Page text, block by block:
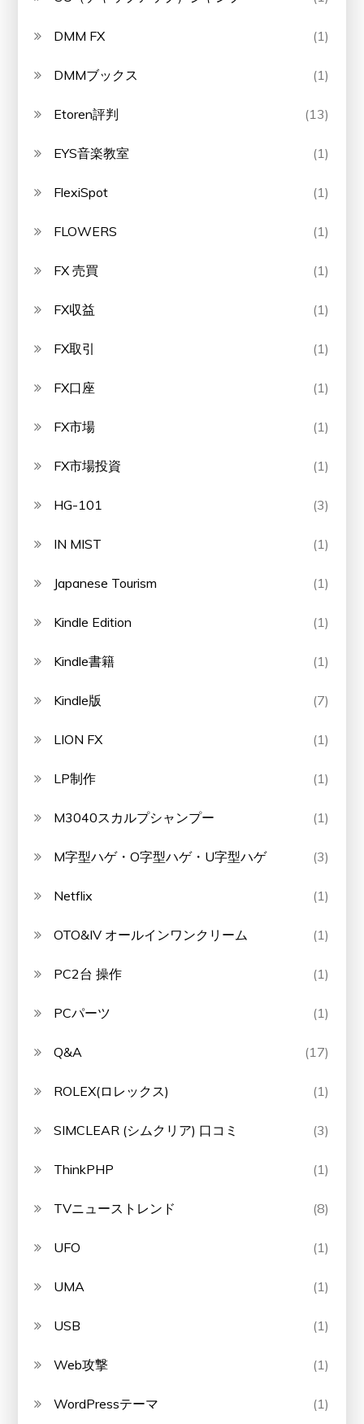
DMM FX (1)
DMMブックス (1)
Etoren評判 (13)
EYS音楽教室 (1)
FlexiSpot (1)
FLOWERS (1)
FX 売買 (1)
FX収益 (1)
FX取引 (1)
FX口座 (1)
FX市場 (1)
FX市場投資 (1)
HG-101 (3)
IN MIST (1)
Japanese Tourism (1)
Kindle Edition (1)
Kindle書籍 (1)
Kindle版 (7)
LION FX (1)
LP制作 (1)
M3040スカルプシャンプー (1)
M字型ハゲ・O字型ハゲ・U字型ハゲ (3)
Netflix (1)
OTO&IV オールインワンクリーム (1)
PC2台 操作 (1)
PCパーツ (1)
Q&A (17)
ROLEX(ロレックス) (1)
SIMCLEAR (シムクリア) 口コミ (3)
ThinkPHP (1)
TVニューストレンド (8)
UFO (1)
UMA (1)
USB (1)
Web攻撃 (1)
WordPressテーマ (1)